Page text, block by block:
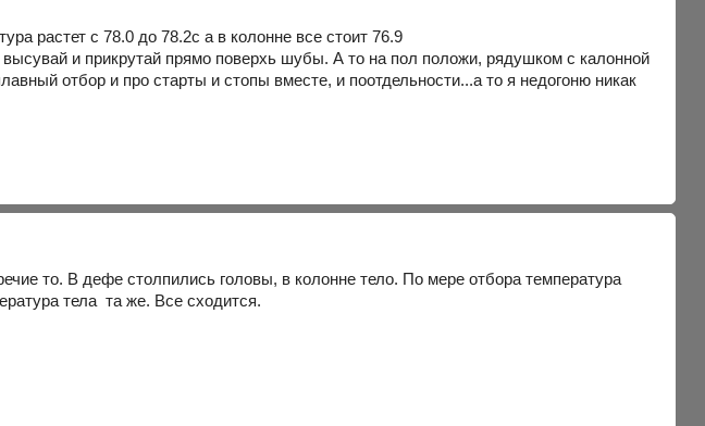
растет с 78.0 до 78.2с а в колонне все стоит 76.9
и прикрутай прямо поверхь шубы. А то на пол положи, рядушком с калонной
отбор и про старты и стопы вместе, и поотдельности...а то я недогоню никак
то. В дефе столпились головы, в колонне тело. По мере отбора температура
тела та же. Все сходится.